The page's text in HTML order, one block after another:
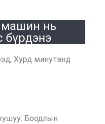
нь
бүрдэнэ
Хурд минутанд
Боодлын